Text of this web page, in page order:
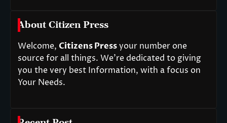
About Citizen Press
Welcome, Citizens Pressyour number one
source for all things. We’re dedicated to giving
you the very best Information, with a focus on
Your Needs.